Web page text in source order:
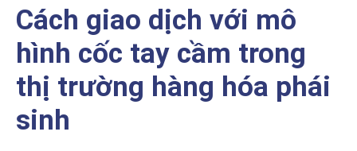
Cách giao dịch với mô
hình cốc tay cầm trong
thị trường hàng hóa phái
sinh